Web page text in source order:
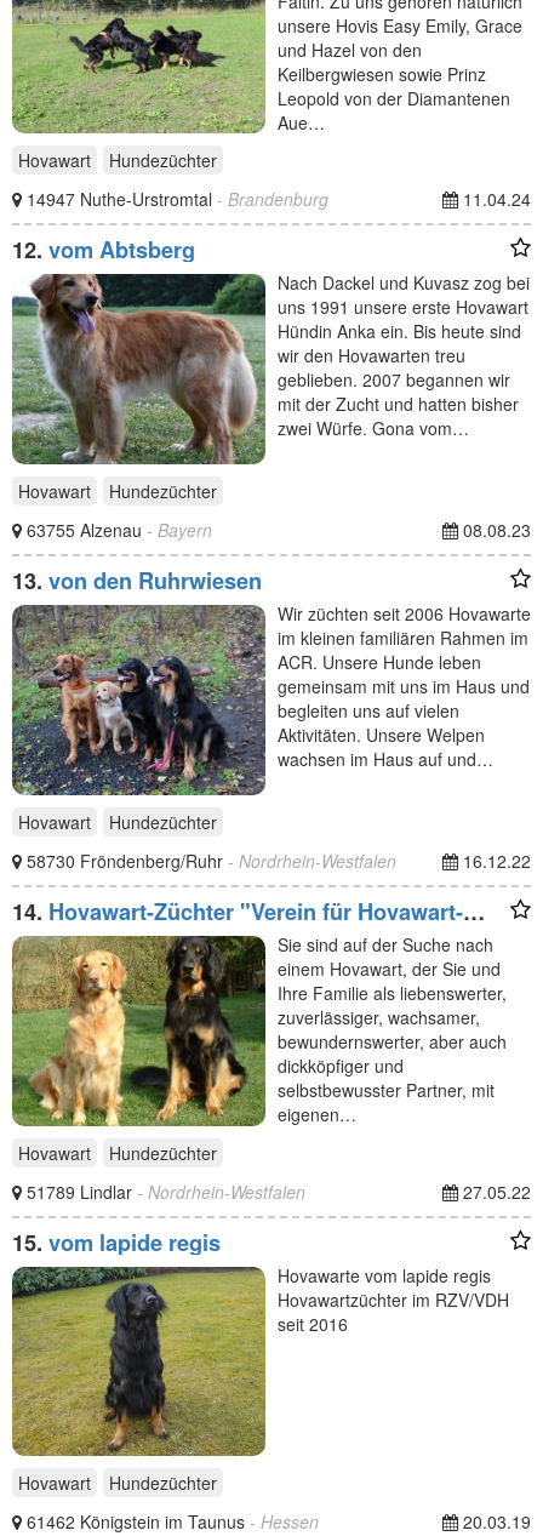
unsere Hovis Easy Emily, Grace
und Hazel von den
Keilbergwiesen sowie Prinz
Leopold von der Diamantenen
Aue…
Hovawart
Hundezüchter
14947 Nuthe-Urstromtal - Brandenburg 11.04.24
12. vom Abtsberg
Nach Dackel und Kuvasz zog bei
uns 1991 unsere erste Hovawart
Hündin Anka ein. Bis heute sind
wir den Hovawarten treu
geblieben. 2007 begannen wir
mit der Zucht und hatten bisher
zwei Würfe. Gona vom…
Hovawart
Hundezüchter
63755 Alzenau - Bayern 08.08.23
13. von den Ruhrwiesen
Wir züchten seit 2006 Hovawarte
im kleinen familiären Rahmen im
ACR. Unsere Hunde leben
gemeinsam mit uns im Haus und
begleiten uns auf vielen
Aktivitäten. Unsere Welpen
wachsen im Haus auf und…
Hovawart
Hundezüchter
58730 Fröndenberg/Ruhr - Nordrhein-Westfalen 16.12.22
14. Hovawart-Züchter "Verein für Hovawart-
Hunde e.V."
Sie sind auf der Suche nach
einem Hovawart, der Sie und
Ihre Familie als liebenswerter,
zuverlässiger, wachsamer,
bewundernswerter, aber auch
dickköpfiger und
selbstbewusster Partner, mit
eigenen…
Hovawart
Hundezüchter
51789 Lindlar - Nordrhein-Westfalen 27.05.22
15. vom lapide regis
Hovawarte vom lapide regis
Hovawartzüchter im RZV/VDH
seit 2016
Hovawart
Hundezüchter
61462 Königstein im Taunus - Hessen 20.03.19